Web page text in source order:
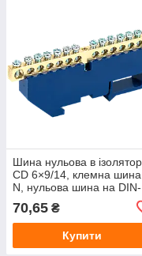
Шина нульова в
CD 6×9/14, клемна шина
N, нульова шина на DIN-
70,65 ₴
Купити